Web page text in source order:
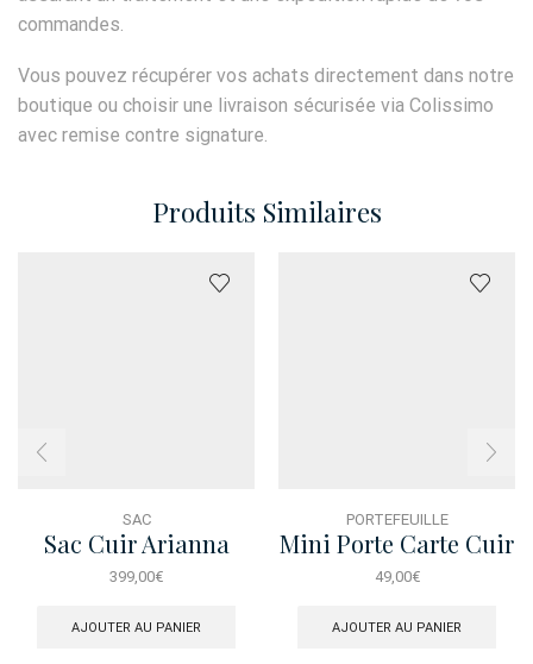
commandes.
Vous pouvez récupérer vos achats directement dans notre
boutique ou choisir une livraison sécurisée via Colissimo
avec remise contre signature.
Produits Similaires
SAC
Sac Cuir Arianna
Safari Bluette
399,00€
AJOUTER AU PANIER
PORTEFEUILLE
Mini Porte Carte Cuir
Uomo Richard Siena
Bleu
49,00€
AJOUTER AU PANIER